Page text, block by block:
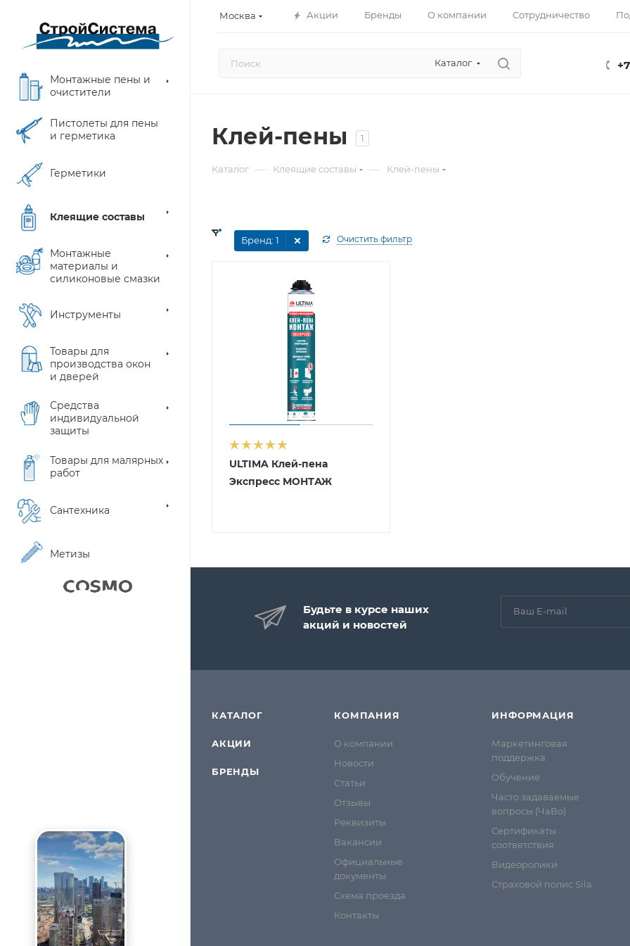
Москва Акции Бренды О компании Сотрудничество
Каталог
Монтажные пены и
очистители
Пистолеты для пены
и герметика
Герметики
Клеящие составы
Монтажные
материалы и
силиконовые смазки
Инструменты
Товары для
производства окон
и дверей
Средства
индивидуальной
защиты
Товары для малярных
работ
Сантехника
Метизы
Клей-пены 1
Каталог — Клеящие составы — Клей-пены
Бренд: 1 Очистить фильтр
ULTIMA Клей-пена
Экспресс МОНТАЖ
Будьте в курсе наших
акций и новостей
КАТАЛОГ
АКЦИИ
БРЕНДЫ
КОМПАНИЯ
О компании
Новости
Статьи
Отзывы
Реквизиты
Вакансии
Официальные
документы
Схема проезда
Контакты
ИНФОРМАЦИЯ
Маркетинговая
поддержка
Обучение
Часто задаваемые
вопросы (ЧаВо)
Сертификаты
соответствия
Видеоролики
Страховой полис Sila